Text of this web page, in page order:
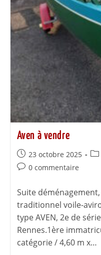
Aven à vendre
23 octobre 2025
0 commentaire
Suite
traditionnel voile-
type AVEN, 2e de
Rennes.1ère
catégorie / 4,60 m x…